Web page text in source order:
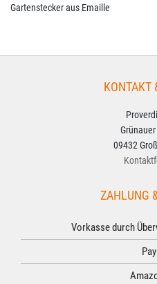
Gartenstecker aus Emaille
KONTAKT
09432
ZAHLUNG
Vorkasse durch